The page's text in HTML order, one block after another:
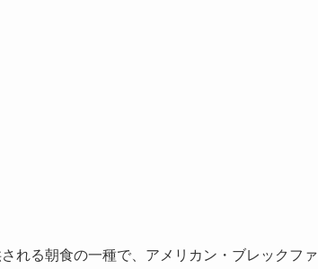
れる朝食の一種で、アメリカン・ブレックファ